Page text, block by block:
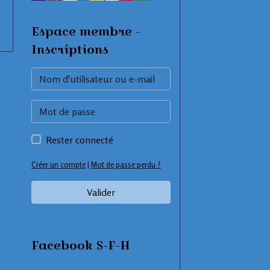
Espace membre -
Inscriptions
Rester connecté
Créer un compte| Mot de passe perdu ?
Valider
Facebook S-F-H